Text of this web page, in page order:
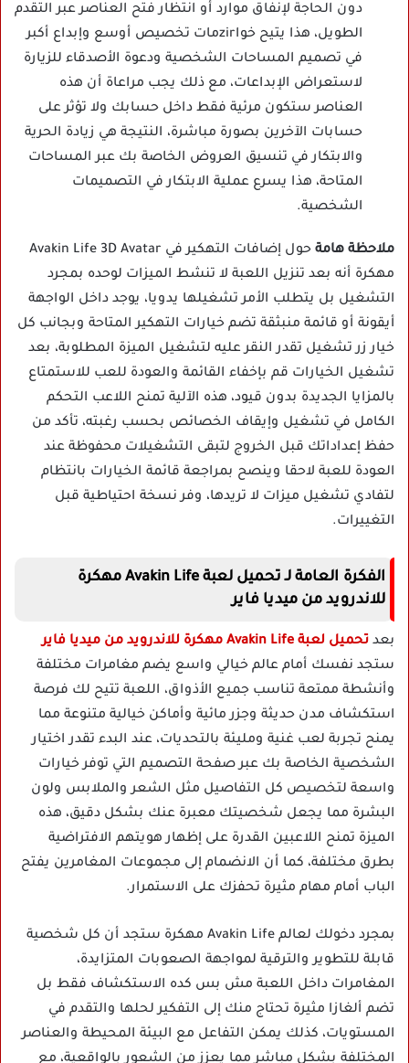
دون الحاجة لإنفاق موارد أو انتظار فتح العناصر عبر التقدم
الطويل، هذا يتيح خواzirمات تخصيص أوسع وإبداع أكبر
في تصميم المساحات الشخصية ودعوة الأصدقاء للزيارة
لاستعراض الإبداعات، مع ذلك يجب مراعاة أن هذه
العناصر ستكون مرئية فقط داخل حسابك ولا تؤثر على
حسابات الآخرين بصورة مباشرة، النتيجة هي زيادة الحرية
والابتكار في تنسيق العروض الخاصة بك عبر المساحات
المتاحة، هذا يسرع عملية الابتكار في التصميمات
الشخصية.
ملاحظة هامة
حول إضافات التهكير في Avakin Life 3D Avatar
مهكرة أنه بعد تنزيل اللعبة لا تنشط الميزات لوحده بمجرد
التشغيل بل يتطلب الأمر تشغيلها يدويا، يوجد داخل الواجهة
أيقونة أو قائمة منبثقة تضم خيارات التهكير المتاحة وبجانب كل
خيار زر تشغيل تقدر النقر عليه لتشغيل الميزة المطلوبة، بعد
تشغيل الخيارات قم بإخفاء القائمة والعودة للعب للاستمتاع
بالمزايا الجديدة بدون قيود، هذه الآلية تمنح اللاعب التحكم
الكامل في تشغيل وإيقاف الخصائص بحسب رغبته، تأكد من
حفظ إعداداتك قبل الخروج لتبقى التشغيلات محفوظة عند
العودة للعبة لاحقا وينصح بمراجعة قائمة الخيارات بانتظام
لتفادي تشغيل ميزات لا تريدها، وفر نسخة احتياطية قبل
التغييرات.
الفكرة العامة لـ تحميل لعبة Avakin Life مهكرة
للاندرويد من ميديا فاير
بعد تحميل لعبة Avakin Life مهكرة للاندرويد من ميديا فاير
ستجد نفسك أمام عالم خيالي واسع يضم مغامرات مختلفة
وأنشطة ممتعة تناسب جميع الأذواق، اللعبة تتيح لك فرصة
استكشاف مدن حديثة وجزر مائية وأماكن خيالية متنوعة مما
يمنح تجربة لعب غنية ومليئة بالتحديات، عند البدء تقدر اختيار
الشخصية الخاصة بك عبر صفحة التصميم التي توفر خيارات
واسعة لتخصيص كل التفاصيل مثل الشعر والملابس ولون
البشرة مما يجعل شخصيتك معبرة عنك بشكل دقيق، هذه
الميزة تمنح اللاعبين القدرة على إظهار هويتهم الافتراضية
بطرق مختلفة، كما أن الانضمام إلى مجموعات المغامرين يفتح
الباب أمام مهام مثيرة تحفزك على الاستمرار.
بمجرد دخولك لعالم Avakin Life مهكرة ستجد أن كل شخصية
قابلة للتطوير والترقية لمواجهة الصعوبات المتزايدة،
المغامرات داخل اللعبة مش بس كده الاستكشاف فقط بل
تضم ألغازا مثيرة تحتاج منك إلى التفكير لحلها والتقدم في
المستويات، كذلك يمكن التفاعل مع البيئة المحيطة والعناصر
المختلفة بشكل مباشر مما يعزز من الشعور بالواقعية، مع